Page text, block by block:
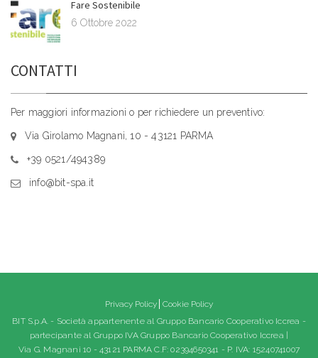
Fare Sostenibile
6 Ottobre 2022
CONTATTI
Per maggiori informazioni o per richiedere un preventivo:
Via Girolamo Magnani, 10 - 43121 PARMA
+39 0521/494389
info@bit-spa.it
Privacy Policy Cookie Policy
BIT S.p.A. - Società appartenente al Gruppo Bancario Cooperativo Iccrea -
partecipante al Gruppo IVA Gruppo Bancario Cooperativo Iccrea |
Via G. Magnani 10 - 43121 PARMA C.F: 02394650341 - P. IVA: 15240741007